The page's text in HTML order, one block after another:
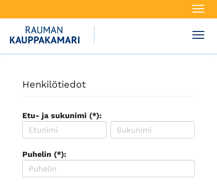
Henkilötiedot
Etu- ja sukunimi (*):
Puhelin (*):